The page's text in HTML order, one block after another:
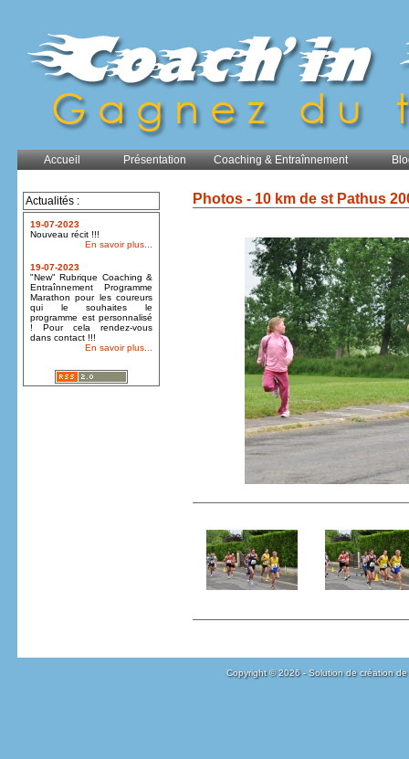
Accueil Présentation Coaching & Entraînnement
Actualités :
19-07-2023
Nouveau récit !!!
En savoir plus...
19-07-2023
"New" Rubrique Coaching &
Entraînnement Programme
Marathon pour les coureurs
qui le souhaites le
programme est personnalisé
! Pour cela rendez-vous
dans contact !!!
En savoir plus...
Photos - 10 km de st Pathus
Copyright © 2026 - Solution de création